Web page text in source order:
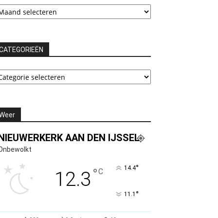
AAN DEN IJSSEL
12.3 °C 14.4°
11.1 °